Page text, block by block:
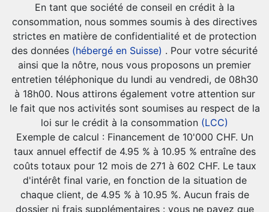
En tant que société de conseil en crédit à la
consommation, nous sommes soumis à des directives
strictes en matière de confidentialité et de protection
des données (hébergé en Suisse) . Pour votre sécurité
ainsi que la nôtre, nous vous proposons un premier
entretien téléphonique du lundi au vendredi, de 08h30
à 18h00. Nous attirons également votre attention sur
le fait que nos activités sont soumises au respect de la
loi sur le crédit à la consommation (LCC)
Exemple de calcul : Financement de 10'000 CHF. Un
taux annuel effectif de 4.95 % à 10.95 % entraîne des
coûts totaux pour 12 mois de 271 à 602 CHF. Le taux
d'intérêt final varie, en fonction de la situation de
chaque client, de 4.95 % à 10.95 %. Aucun frais de
dossier ni frais supplémentaires : vous ne payez que